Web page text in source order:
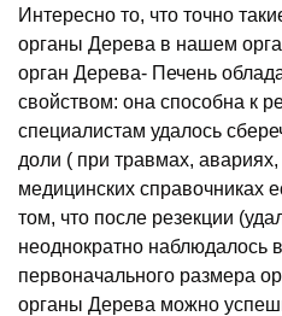
Интересно то, что точно
органы Дерева в нашем
орган Дерева- Печень
свойством: она способна к
специалистам удалось
доли ( при травмах,
медицинских справочниках
том, что после резекции
неоднократно наблюдалось
первоначального размера
органы Дерева можно